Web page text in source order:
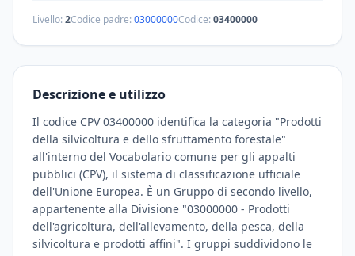
Livello:2Codice padre:03000000Codice:03400000
Descrizione e utilizzo
Il codice CPV 03400000 identifica la categoria "Prodotti
della silvicoltura e dello sfruttamento forestale"
all'interno del Vocabolario comune per gli appalti
pubblici (CPV), il sistema di classificazione ufficiale
dell'Unione Europea. È un Gruppo di secondo livello,
appartenente alla Divisione "03000000 - Prodotti
dell'agricoltura, dell'allevamento, della pesca, della
silvicoltura e prodotti affini". I gruppi suddividono le